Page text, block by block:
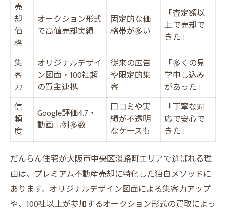
売
却
価
格
オークション形式
で高値売却実績
固定的な価
格帯が多い
「査定額以
上で売却で
きた」
集
客
力
オリジナルデザイ
ン図面・100社超
の買主連携
従来の広告
や限定的集
客
「多くの見
学申し込み
があった」
信
頼
度
Google評価4.7・
動画事例多数
口コミや実
績が不透明
なケースも
「丁寧な対
応で安心で
きた」
だんらん住宅が大阪市中央区淡路町エリアで選ばれる理
由は、プレミアム不動産売却に特化した独自メソッドに
あります。オリジナルデザイン図面による集客力アップ
や、100社以上が参加するオークション形式の買取によっ